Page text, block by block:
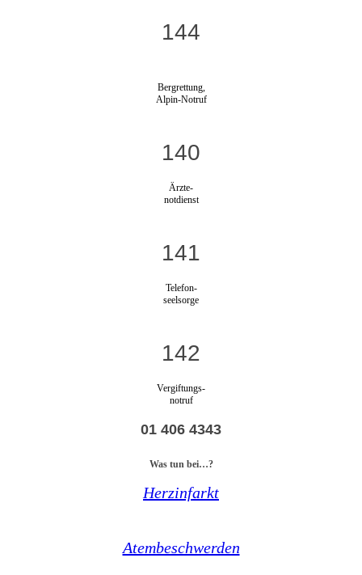
144
Bergrettung,
Alpin-Notruf
140
Ärzte-
notdienst
141
Telefon-
seelsorge
142
Vergiftungs-
notruf
01 406 4343
Was tun bei…?
Herzinfarkt
Atembeschwerden